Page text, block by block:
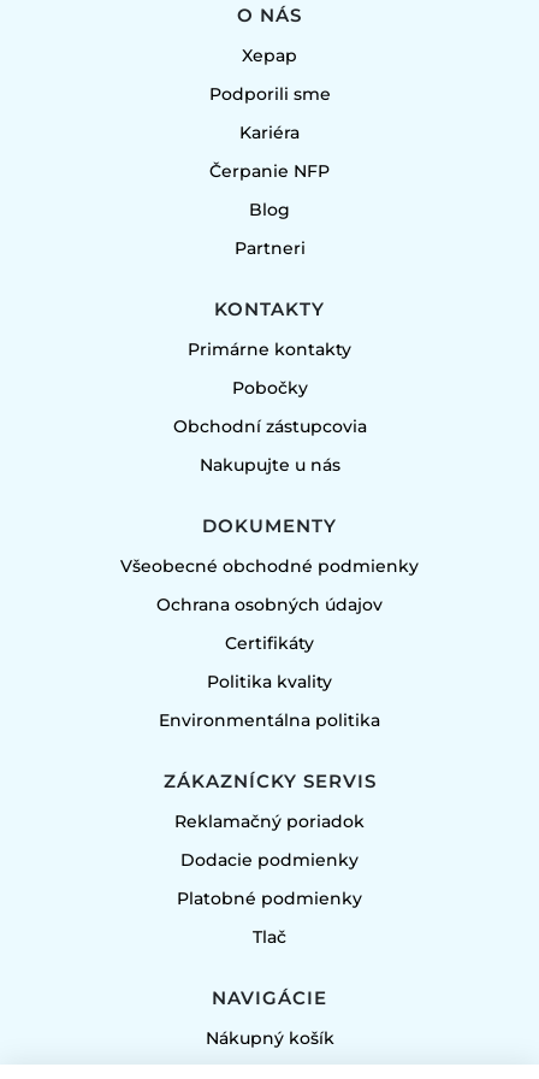
O NÁS
Xepap
Podporili sme
Kariéra
Čerpanie NFP
Blog
Partneri
KONTAKTY
Primárne kontakty
Pobočky
Obchodní zástupcovia
Nakupujte u nás
DOKUMENTY
Všeobecné obchodné podmienky
Ochrana osobných údajov
Certifikáty
Politika kvality
Environmentálna politika
ZÁKAZNÍCKY SERVIS
Reklamačný poriadok
Dodacie podmienky
Platobné podmienky
Tlač
NAVIGÁCIE
Nákupný košík